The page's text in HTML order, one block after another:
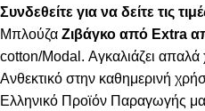
Συνδεθείτε για να δείτε τις
Μπλούζα Ζιβάγκο από Extra
cotton/Modal. Αγκαλιάζει απαλά
Ανθεκτικό στην καθημερινή
Ελληνικό Προϊόν Παραγωγής